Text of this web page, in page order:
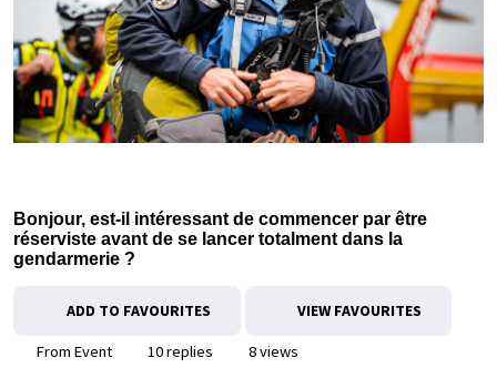
Bonjour, est-il intéressant de commencer par être
réserviste avant de se lancer totalment dans la
gendarmerie ?
ADD TO FAVOURITES VIEW FAVOURITES
From Event 10 replies
8 views